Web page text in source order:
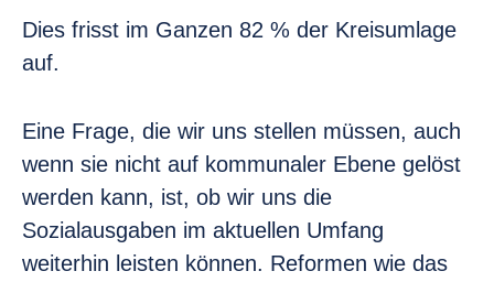
Dies frisst im Ganzen 82 % der Kreisumlage
auf.
Eine Frage, die wir uns stellen müssen, auch
wenn sie nicht auf kommunaler Ebene gelöst
werden kann, ist, ob wir uns die
Sozialausgaben im aktuellen Umfang
weiterhin leisten können. Reformen wie das